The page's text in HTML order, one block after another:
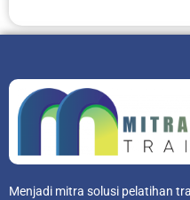
Menjadi mitra solusi pelatihan